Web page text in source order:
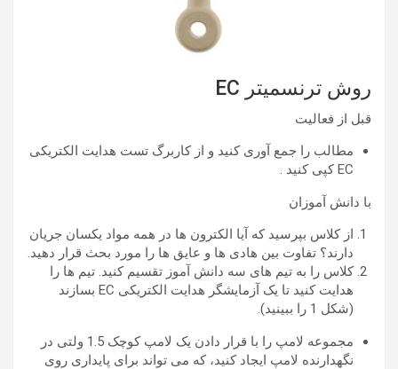
روش ترنسمیتر EC
قبل از فعالیت
مطالب را جمع آوری کنید و از کاربرگ تست هدایت الکتریکی
EC کپی کنید .
با دانش آموزان
از کلاس بپرسید که آیا الکترون ها در همه مواد یکسان جریان
دارند؟ تفاوت بین هادی ها و عایق ها را مورد بحث قرار دهید.
کلاس را به تیم های سه دانش آموز تقسیم کنید. تیم ها را
هدایت کنید تا یک آزمایشگر هدایت الکتریکی EC بسازند
(شکل 1 را ببینید).
مجموعه لامپ را با قرار دادن یک لامپ کوچک 1.5 ولتی در
نگهدارنده لامپ ایجاد کنید، که می تواند برای پایداری روی